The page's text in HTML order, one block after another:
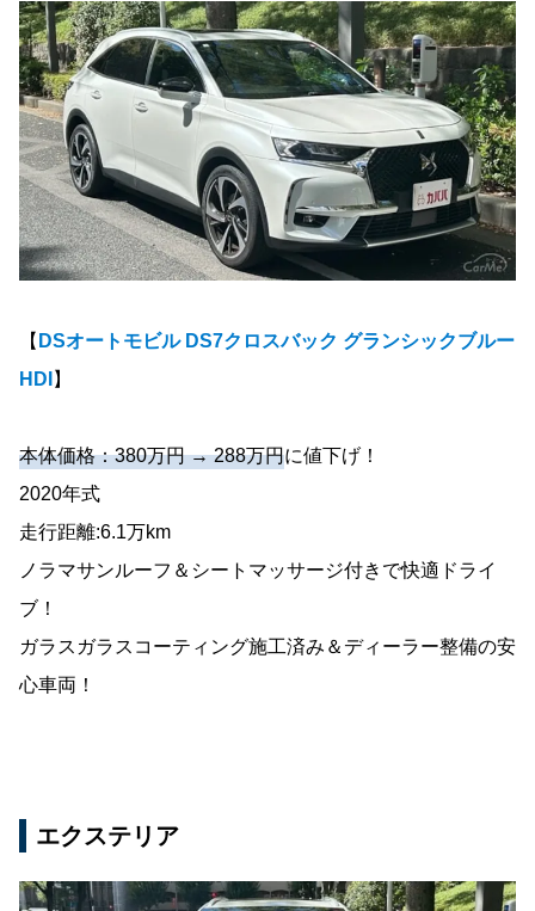
【 DSオートモビル DS7クロスバック グランシックブルー
HDI 】
本体価格：380万円 → 288万円に値下げ！
2020年式
走行距離:6.1万km
ノラマサンルーフ＆シートマッサージ付きで快適ドライ
ブ！
ガラスガラスコーティング施工済み＆ディーラー整備の安
心車両！
エクステリア